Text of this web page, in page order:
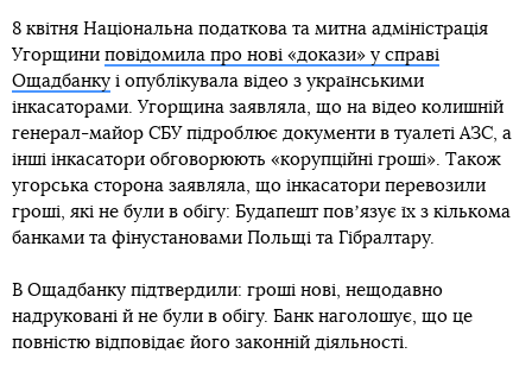
8 квітня Національна податкова та митна адміністрація
Угорщини повідомила про нові «докази» у справі
Ощадбанку і опублікувала відео з українськими
інкасаторами. Угорщина заявляла, що на відео колишній
генерал-майор СБУ підроблює документи в туалеті АЗС, а
інші інкасатори обговорюють «корупційні гроші». Також
угорська сторона заявляла, що інкасатори перевозили
гроші, які не були в обігу: Будапешт повʼязує їх з кількома
банками та фінустановами Польщі та Гібралтару.
В Ощадбанку підтвердили: гроші нові, нещодавно
надруковані й не були в обігу. Банк наголошує, що це
повністю відповідає його законній діяльності.